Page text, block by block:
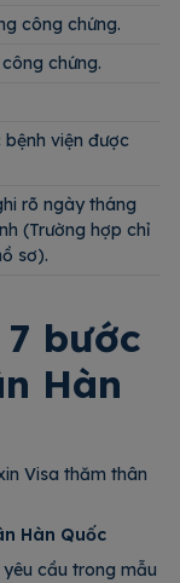
công chứng.
chứng.
viện được
rõ ngày tháng
(Trường hợp chỉ
sơ).
bước
Hàn
Visa thăm thân
Hàn Quốc
cầu trong mẫu